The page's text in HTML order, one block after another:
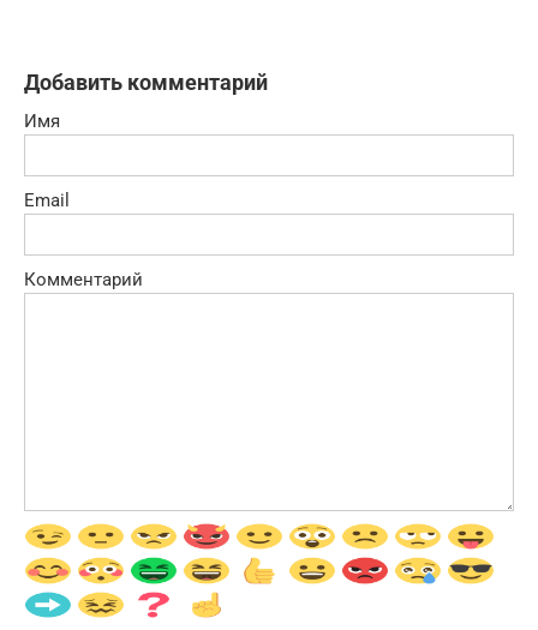
Добавить комментарий
Имя
Email
Комментарий